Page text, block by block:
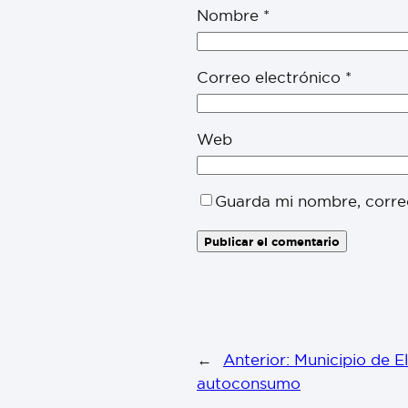
Nombre *
Correo electrónico *
Web
Guarda mi nombre,
← Anterior: Municipio de
autoconsumo